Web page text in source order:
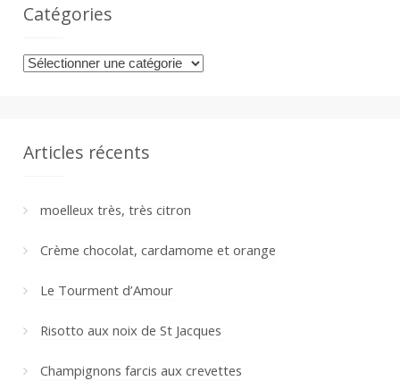
Catégories
Catégories
Articles récents
moelleux très, très citron
Crème chocolat, cardamome et orange
Le Tourment d’Amour
Risotto aux noix de St Jacques
Champignons farcis aux crevettes